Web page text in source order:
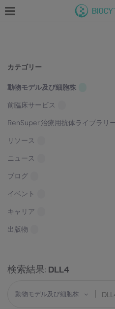
カテゴリー
動物モデル及び細胞株
前臨床サービス
RenSuper 治療用抗体ライブラリ
リソース
ニュース
ブログ
イベント
キャリア
出版物
検索結果:DLL4
動物モデル及び細胞株